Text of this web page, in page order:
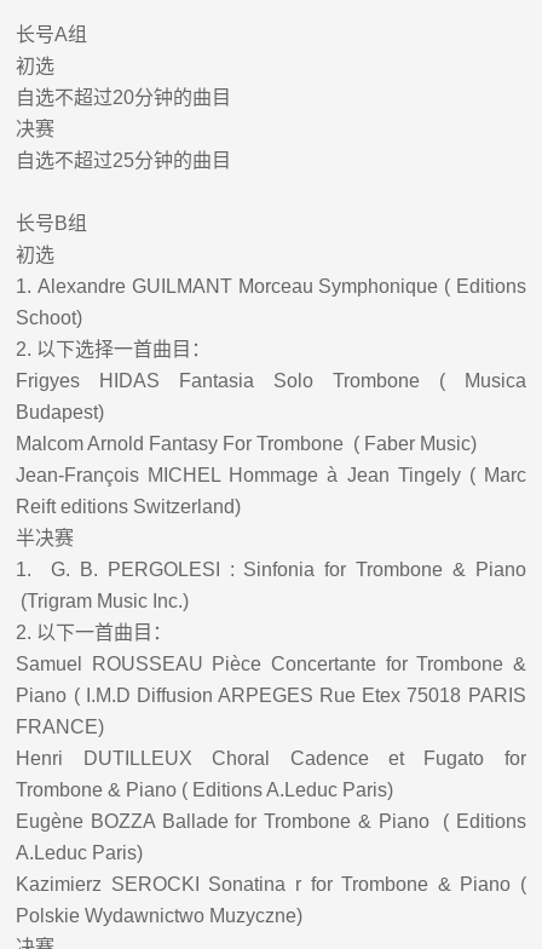
长号A组
初选
自选不超过20分钟的曲目
决赛
自选不超过25分钟的曲目
长号B组
初选
1.Alexandre GUILMANT Morceau Symphonique ( Editions
Schoot)
2. 以下选择一首曲目：
Frigyes HIDAS Fantasia Solo Trombone ( Musica
Budapest)
Malcom Arnold Fantasy For Trombone ( Faber Music)
Jean-François MICHEL Hommage à Jean Tingely ( Marc
Reift editions Switzerland)
半决赛
1.
G. B. PERGOLESI : Sinfonia for Trombone & Piano
(Trigram Music Inc.)
2. 以下一首曲目：
Samuel ROUSSEAU Pièce Concertante for Trombone &
Piano ( I.M.D Diffusion ARPEGES Rue Etex 75018 PARIS
FRANCE)
Henri DUTILLEUX Choral Cadence et Fugato for
Trombone & Piano ( Editions A.Leduc Paris)
Eugène BOZZA Ballade for Trombone & Piano ( Editions
A.Leduc Paris)
Kazimierz SEROCKI Sonatina r for Trombone & Piano (
Polskie Wydawnictwo Muzyczne)